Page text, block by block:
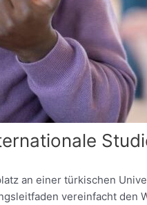
an einer türkischen
vereinfacht den